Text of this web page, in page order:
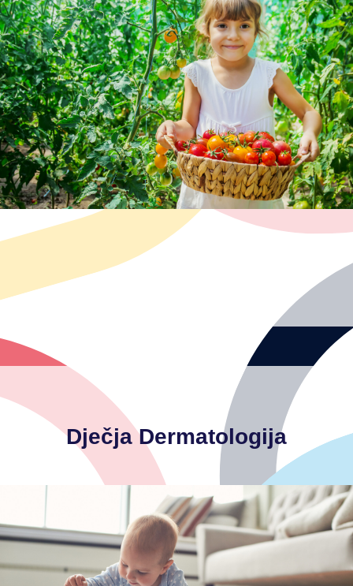
Glavne indikacije za pregled nutricionista:
-priprema zdravih i ukusnih obroka
-poremećaji prehrane (pretilost, anoreksija, bulimija)
-alergije ili intolerancija na hranu
-probavne smetnje
-posebne prehrambene potrebe kod djece (sportaši, djeca
s kroničnim bolestima)
Dječja Dermatologija
-kontaktni dermatitis
-psorijaza
-akutna i kronična urtikarija
-nasljedne kožne bolesti
-bolesti vanjskog spolovila
-madež i kongenitalni nevusi